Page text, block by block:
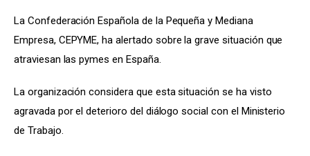
La Confederación Española de la Pequeña y Mediana
Empresa, CEPYME, ha alertado sobre la grave situación que
atraviesan las pymes en España.
La organización considera que esta situación se ha visto
agravada por el deterioro del diálogo social con el Ministerio
de Trabajo.